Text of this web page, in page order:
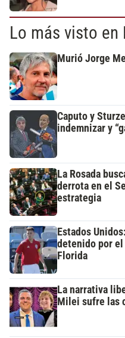
Lo más visto en
Murió Jorge
Caputo y
indemnizar y
La Rosada
derrota en el
estrategia
Estados
detenido por el
Florida
La narrativa
Milei sufre las